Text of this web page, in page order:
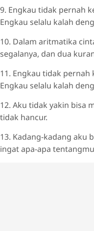
9. Engkau tidak pernah
Engkau selalu kalah
10. Dalam aritmatika
segalanya, dan dua
11. Engkau tidak
Engkau selalu kalah
12. Aku tidak yakin bisa
tidak hancur.
13. Kadang-kadang aku
ingat apa-apa